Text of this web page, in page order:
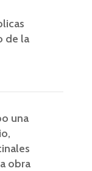
de la
una
obra